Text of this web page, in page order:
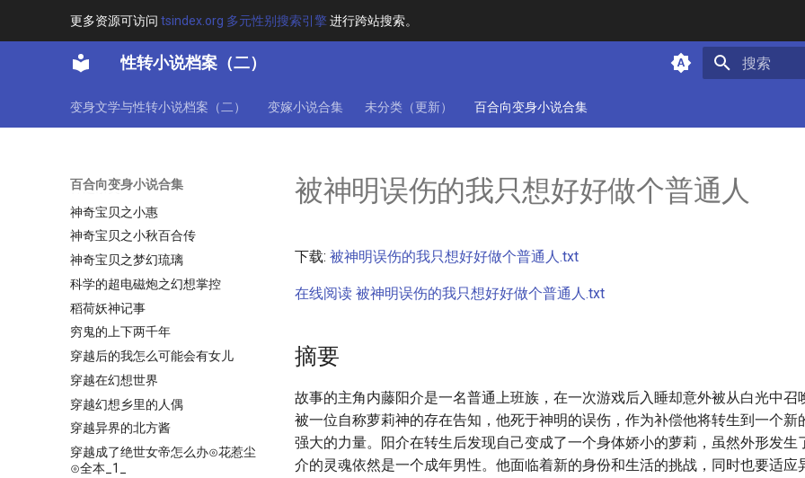
更多资源可访问 tsindex.org 多元性别搜索引擎进行跨站搜索。
性转小说档案（二）
变身文学与性转小说档案（二） 变嫁小说合集 未分类（更新） 百合向变身小说合集
百合向变身小说合集
直播变身海贼女帝
真理与死亡之书
真白同学好像有点怪
破寰碎宇
神之祭奠
神奇宝贝之小惠
神奇宝贝之小秋百合传
神奇宝贝之梦幻琉璃
科学的超电磁炮之幻想掌控
稻荷妖神记事
穷鬼的上下两千年
穿越后的我怎么可能会有女儿
穿越在幻想世界
穿越幻想乡里的人偶
穿越异界的北方酱
穿越成了绝世女帝怎么办⊙花惹尘
⊙全本_1_
被神明误伤的我只想好好做个普通人
下载: 被神明误伤的我只想好好做个普通人.txt
在线阅读 被神明误伤的我只想好好做个普通人.txt
摘要
故事的主角内藤阳介是一名普通上班族，在一次游戏后入睡却意外被从白光中召
被一位自称萝莉神的存在告知，他死于神明的误伤，作为补偿他将转生到一个新
强大的力量。阳介在转生后发现自己变成了一个身体娇小的萝莉，虽然外形发生
介的灵魂依然是一个成年男性。他面临着新的身份和生活的挑战，同时也要适应